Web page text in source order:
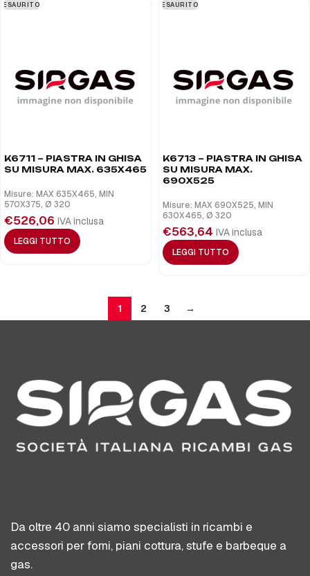
ESAURITO
K6711 – PIASTRA IN GHISA
SU MISURA MAX. 635X465
Misure: MAX 635X465, MIN
570X375, Ø 320
€526,06 IVA inclusa
LEGGI TUTTO
ESAURITO
K6713 – PIASTRA IN GHISA
SU MISURA MAX.
690X525
Misure: MAX 690X525, MIN
630X465, Ø 320
€563,64 IVA inclusa
LEGGI TUTTO
1 2 3 →
Da oltre 40 anni siamo specialisti in ricambi e
accessori per forni, piani cottura, stufe e barbeque a
gas.